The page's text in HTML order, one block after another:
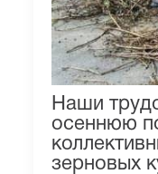
Наши
осеннюю
зерновых